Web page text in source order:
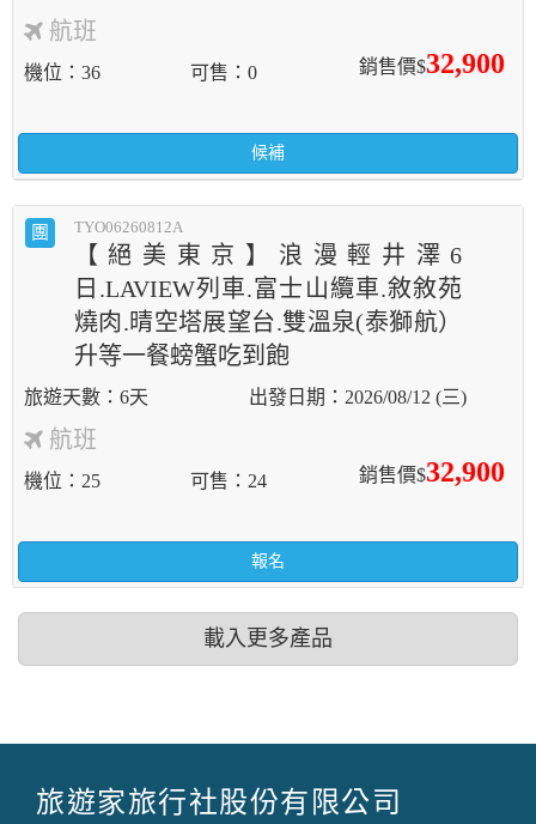
航班
銷售價$32,900
機位 36 可售 0
候補
團 TYO06260812A
【絕美東京】浪漫輕井澤6
日.LAVIEW列車.富士山纜車.敘敘苑
燒肉.晴空塔展望台.雙溫泉(泰獅航）
升等一餐螃蟹吃到飽
6天 2026/08/12 (三)
航班
銷售價$32,900
機位 25 可售 24
報名
載入更多產品
旅遊家旅行社股份有限公司